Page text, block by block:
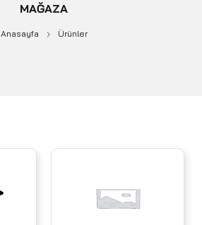
MAĞAZA
Anasayfa Ürünler